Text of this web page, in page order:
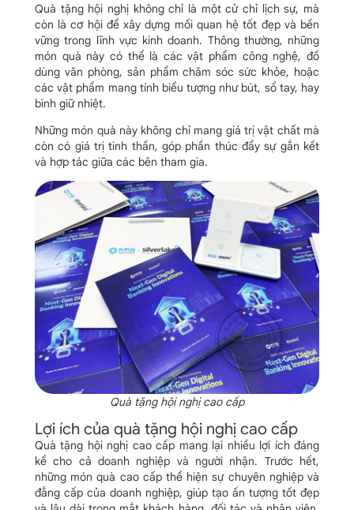
Quà tặng hội nghị không chỉ là một cử chỉ lịch sự, mà
còn là cơ hội để xây dựng mối quan hệ tốt đẹp và bền
vững trong lĩnh vực kinh doanh. Thông thường, những
món quà này có thể là các vật phẩm công nghệ, đồ
dùng văn phòng, sản phẩm chăm sóc sức khỏe, hoặc
các vật phẩm mang tính biểu tượng như bút, sổ tay, hay
bình giữ nhiệt.
Những món quà này không chỉ mang giá trị vật chất mà
còn có giá trị tinh thần, góp phần thúc đẩy sự gắn kết
và hợp tác giữa các bên tham gia.
Quà tặng hội nghị cao cấp
Lợi ích của quà tặng hội nghị cao cấp
Quà tặng hội nghị cao cấp mang lại nhiều lợi ích đáng
kể cho cả doanh nghiệp và người nhận. Trước hết,
những món quà cao cấp thể hiện sự chuyên nghiệp và
đẳng cấp của doanh nghiệp, giúp tạo ấn tượng tốt đẹp